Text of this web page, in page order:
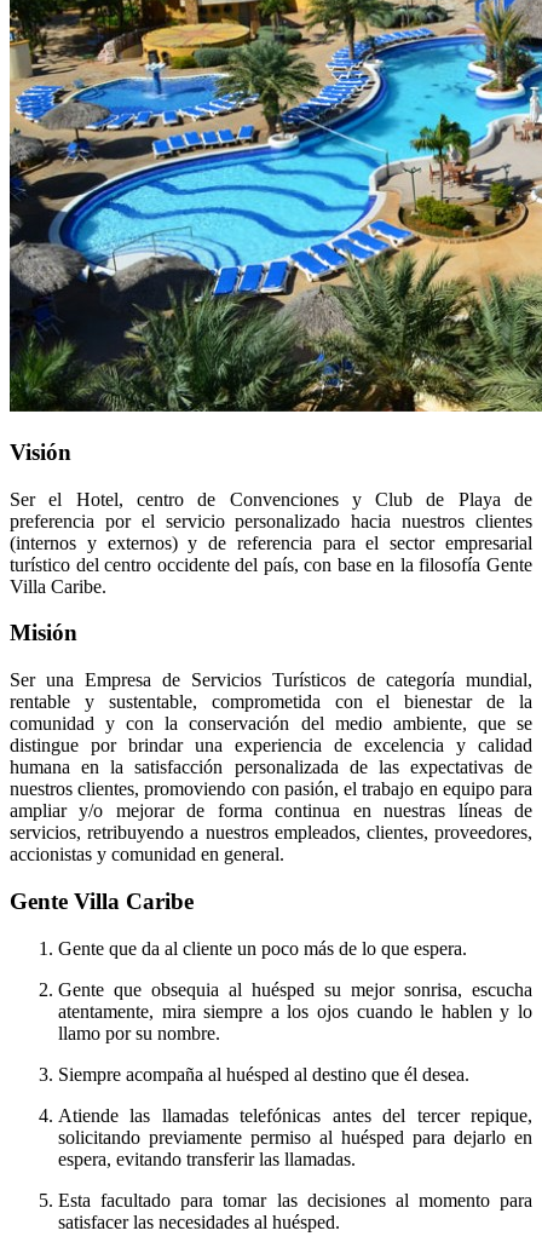
Visión
Ser el Hotel, centro de Convenciones y Club de Playa de
preferencia por el servicio personalizado hacia nuestros clientes
(internos y externos) y de referencia para el sector empresarial
turístico del centro occidente del país, con base en la filosofía Gente
Villa Caribe.
Misión
Ser una Empresa de Servicios Turísticos de categoría mundial,
rentable y sustentable, comprometida con el bienestar de la
comunidad y con la conservación del medio ambiente, que se
distingue por brindar una experiencia de excelencia y calidad
humana en la satisfacción personalizada de las expectativas de
nuestros clientes, promoviendo con pasión, el trabajo en equipo para
ampliar y/o mejorar de forma continua en nuestras líneas de
servicios, retribuyendo a nuestros empleados, clientes, proveedores,
accionistas y comunidad en general.
Gente Villa Caribe
Gente que da al cliente un poco más de lo que espera.
Gente que obsequia al huésped su mejor sonrisa, escucha
atentamente, mira siempre a los ojos cuando le hablen y lo
llamo por su nombre.
Siempre acompaña al huésped al destino que él desea.
Atiende las llamadas telefónicas antes del tercer repique,
solicitando previamente permiso al huésped para dejarlo en
espera, evitando transferir las llamadas.
Esta facultado para tomar las decisiones al momento para
satisfacer las necesidades al huésped.